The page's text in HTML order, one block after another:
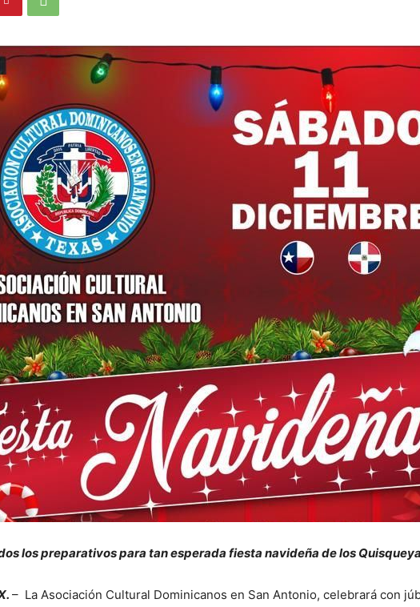
los preparativos para tan esperada fiesta navideña de los
– La Asociación Cultural Dominicanos en San Antonio, celebrará con